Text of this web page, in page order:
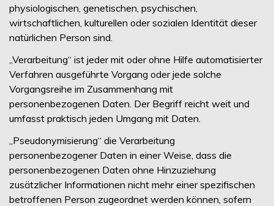
physiologischen, genetischen, psychischen,
wirtschaftlichen, kulturellen oder sozialen Identität dieser
natürlichen Person sind.
„Verarbeitung“ ist jeder mit oder ohne Hilfe automatisierter
Verfahren ausgeführte Vorgang oder jede solche
Vorgangsreihe im Zusammenhang mit
personenbezogenen Daten. Der Begriff reicht weit und
umfasst praktisch jeden Umgang mit Daten.
„Pseudonymisierung“ die Verarbeitung
personenbezogener Daten in einer Weise, dass die
personenbezogenen Daten ohne Hinzuziehung
zusätzlicher Informationen nicht mehr einer spezifischen
betroffenen Person zugeordnet werden können, sofern